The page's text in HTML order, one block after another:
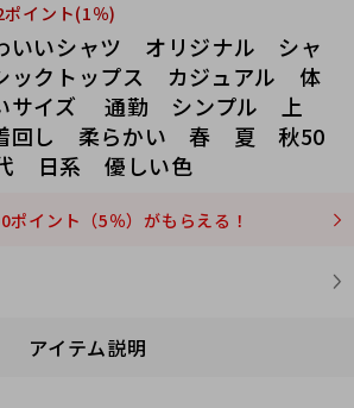
ポイント(1％)
いいシャツ オリジナル シャ
クトップス カジュアル 体
サイズ 通勤 シンプル 上
回し 柔らかい 春 夏 秋50
日系 優しい色
ポイント（5％）がもらえる！
アイテム説明